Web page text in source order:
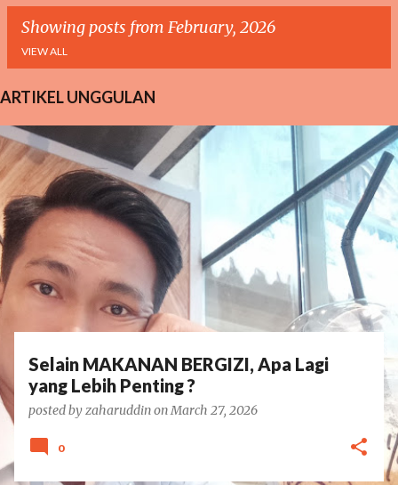
Showing posts from February, 2026
VIEW ALL
o
s
t
s
ARTIKEL UNGGULAN
Selain MAKANAN BERGIZI, Apa Lagi
yang Lebih Penting ?
posted byzaharuddinonMarch 27, 2026
0